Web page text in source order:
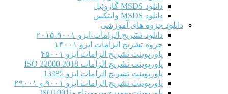
دانلود MSDS گازوئیل
دانلود MSDS وایتکس
دانلود جزوه های آموزشی
دانلود-تشریح-الزامات-ایزو-۹۰۰۱-۲۰۱۵
جزوه تشریح الزامات ایزو ۱۴۰۰۱
پاورپوینت تشریح الزامات ایزو ۴۵۰۰۱
پاورپوینت تشریح الزامات ISO 22000 2018
پاورپوینت تشریح الزامات ایزو 13485
پاورپوینت تشریح الزامات ایزو ۹۰۰۱ و ۲۹۰۰۱